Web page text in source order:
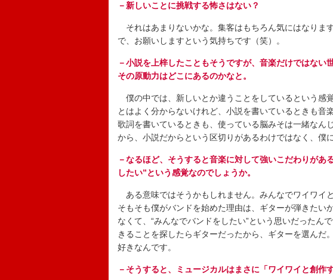
－新しいことに挑戦する怖さはない？
それはあまりないかな。集客はもちろん気にはなりま
で、お願いしますという気持ちです（笑）。
－小説を上梓したこともそうですが、音楽だけではない
その原動力はどこにあるのかなと。
僕の中では、新しいとか違うことをしているという感
とはよく分からないけれど、小説を書いているときも音
歌詞を書いているときも、使っている脳みそは一緒なん
から、小説だからという区切りがあるわけではなく、僕
－なるほど、そうすると音楽に対して強いこだわりがあ
したい”という感覚なのでしょうか。
ある意味ではそうかもしれません。みんなでワイワイ
そもそも僕がバンドを始めた理由は、ギターが弾きたい
なくて、“みんなでバンドをしたい”という思いだったん
きることを探したらギターだったから、ギターを選んだ
好きなんです。
－そうすると、ミュージカルはまさに「ワイワイと創作